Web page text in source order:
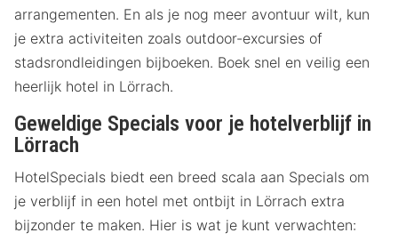
arrangementen. En als je nog meer avontuur wilt, kun
je extra activiteiten zoals outdoor-excursies of
stadsrondleidingen bijboeken. Boek snel en veilig een
heerlijk hotel in Lörrach.
Geweldige Specials voor je hotelverblijf in
Lörrach
HotelSpecials biedt een breed scala aan Specials om
je verblijf in een hotel met ontbijt in Lörrach extra
bijzonder te maken. Hier is wat je kunt verwachten: